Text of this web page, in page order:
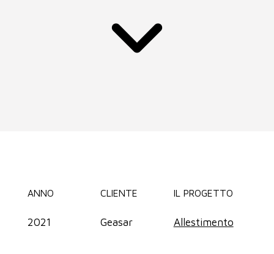
ANNO
2021
CLIENTE
Geasar
IL PROGETTO
Allestimento